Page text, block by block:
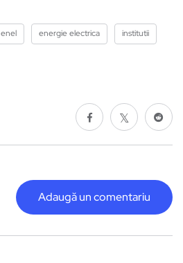
enel energie electrica institutii
Adaugă un comentariu